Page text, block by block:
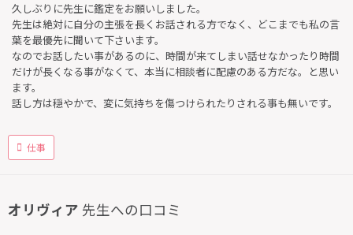
久しぶりに先生に鑑定をお願いしました。
先生は絶対に自分の主張を長くお話される方でなく、どこまでも私の言
葉を最優先に聞いて下さいます。
なのでお話したい事があるのに、時間が来てしまい話せなかったり時間
だけが長くなる事がなくて、本当に相談者に配慮のある方だな。と思い
ます。
話し方は穏やかで、変に気持ちを傷つけられたりされる事も無いです。
仕事
オリヴィア 先生への口コミ